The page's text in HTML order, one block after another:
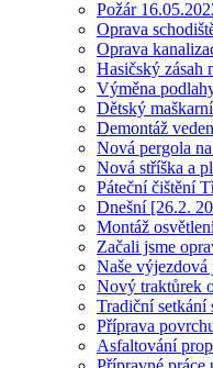
Požár
Oprava
Oprava
Hasičský zásah
Výměna
Dětský
Demontáž
Nová pergola
Nová stříška a
Páteční čištění
Dnešní [26.2.
Montáž
Začali jsme
Naše výjezdová
Nový traktůrek
Tradiční setkání
Příprava
Asfaltování